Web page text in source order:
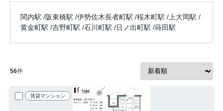
関内駅 /阪東橋駅 /伊勢佐木長者町駅 /桜木町駅 / 上大岡駅 /
黄金町駅 /吉野町駅 /石川町駅 /日ノ出町駅 /蒔田駅
56件
賃貸マンション